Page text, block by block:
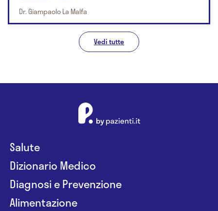
Dr. Giampaolo La Malfa
Vedi tutte
Salute
Dizionario Medico
Diagnosi e Prevenzione
Alimentazione